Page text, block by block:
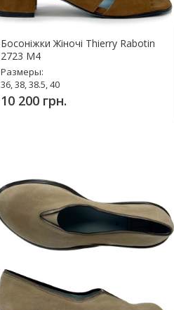
Босоніжки Жіночі Thierry Rabotin
2723 M4
Размеры:
36, 38, 38.5, 40
10 200 грн.